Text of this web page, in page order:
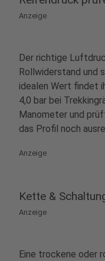
Anzeige
Der richtige
Rollwiderstand und
idealen Wert findet
4,0 bar bei
Manometer und
das Profil noch
Anzeige
Kette &
Anzeige
Eine trockene oder